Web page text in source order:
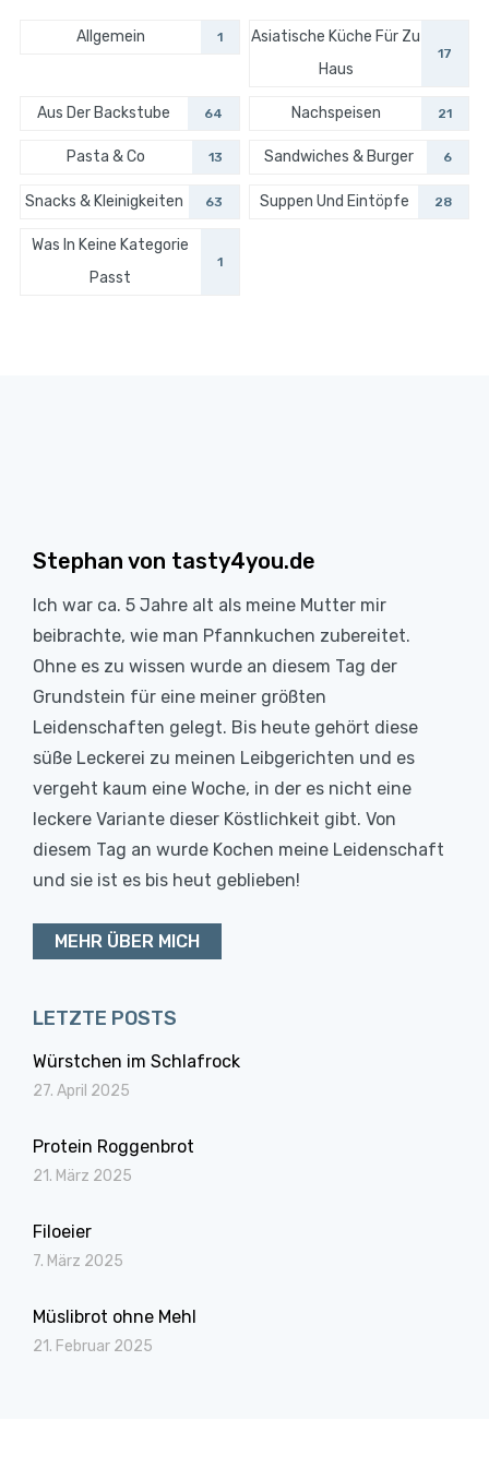
Allgemein 1
Asiatische Küche Für Zu
Haus
17
Aus Der Backstube 64 Nachspeisen 21
Pasta & Co 13 Sandwiches & Burger 6
Snacks & Kleinigkeiten 63 Suppen Und Eintöpfe 28
Was In Keine Kategorie
Passt
1
Stephan von tasty4you.de
Ich war ca. 5 Jahre alt als meine Mutter mir
beibrachte, wie man Pfannkuchen zubereitet.
Ohne es zu wissen wurde an diesem Tag der
Grundstein für eine meiner größten
Leidenschaften gelegt. Bis heute gehört diese
süße Leckerei zu meinen Leibgerichten und es
vergeht kaum eine Woche, in der es nicht eine
leckere Variante dieser Köstlichkeit gibt. Von
diesem Tag an wurde Kochen meine Leidenschaft
und sie ist es bis heut geblieben!
MEHR ÜBER MICH
LETZTE POSTS
Würstchen im Schlafrock
27. April 2025
Protein Roggenbrot
21. März 2025
Filoeier
7. März 2025
Müslibrot ohne Mehl
21. Februar 2025